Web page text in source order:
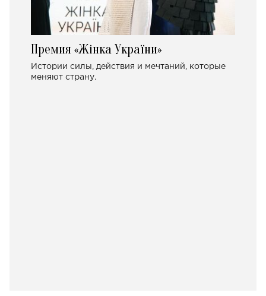
Премия «Жінка України»
Истории силы, действия и мечтаний, которые
меняют страну.